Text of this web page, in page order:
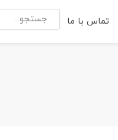
تماس با ما